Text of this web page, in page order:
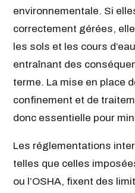
environnementale. Si
correctement gérées,
les sols et les cours
entraînant des
terme. La mise en place
confinement et de
donc essentielle pour
Les réglementations
telles que celles
ou l’OSHA, fixent des